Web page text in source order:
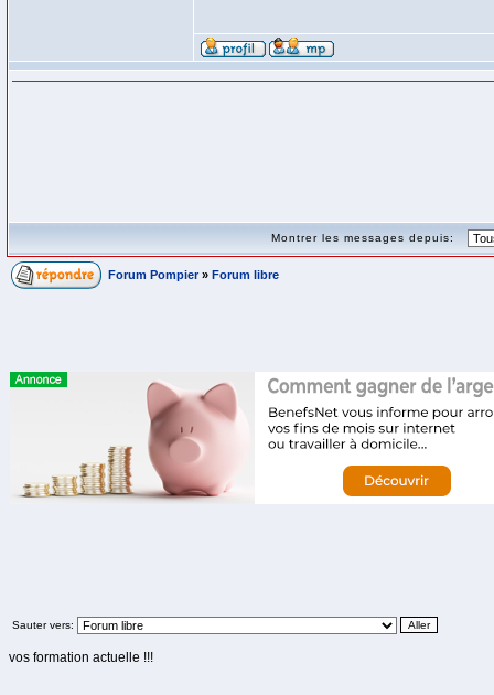
Montrer les messages depuis:
Forum Pompier » Forum libre
Sauter vers:
vos formation actuelle !!!